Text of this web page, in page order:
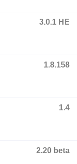
3.0.1 HE
1.8.158
1.4
2.20 beta